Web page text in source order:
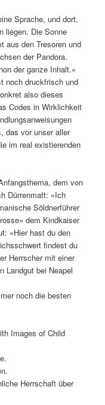
Sprache, und dort,
liegen. Die Sonne
aus den Tresoren und
der Pandora.
der ganze Inhalt.»
noch druckfrisch und
also dieses
Codes in Wirklichkeit
das vor unser aller
im real existierenden
dem von
Dürrenmatt: «Ich
Söldnerführer
dem Kindkaiser
«Hier hast du den
findest du
Herrscher mit einer
Landgut bei Neapel
noch die besten
Images of Child
Herrschaft über